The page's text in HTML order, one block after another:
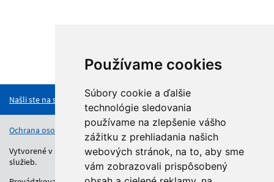
Používame cookies
Súbory cookie a ďalšie
technológie sledovania
používame na zlepšenie vášho
zážitku z prehliadania našich
webových stránok, na to, aby sme
vám zobrazovali prispôsobený
Našli ste na stránke chybu?
Ochrana osobných údajov Vyhlásenie o prístupnosti Kontakt
Vytvorené v súlade s Jednotným dizajn manuálom elektronických
služieb.